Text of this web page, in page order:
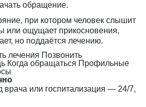
обращение.
при котором человек слышит
или ощущает прикосновения,
но поддаётся лечению.
лечения Позвонить
Когда обращаться Профильные
врача или госпитализация — 24/7,